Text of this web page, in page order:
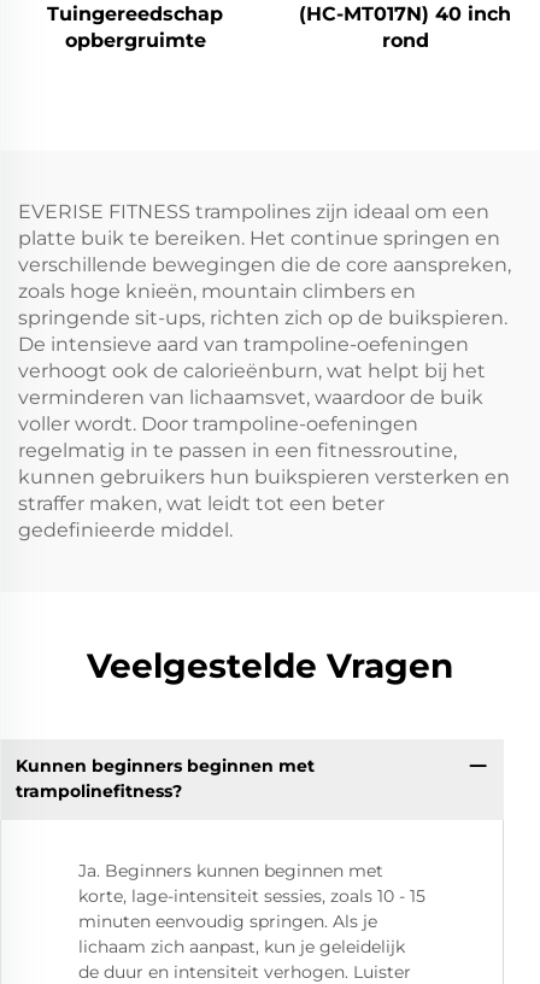
Tuingereedschap
opbergruimte
(HC-MT017N) 40 inch
rond
EVERISE FITNESS trampolines zijn ideaal om een
platte buik te bereiken. Het continue springen en
verschillende bewegingen die de core aanspreken,
zoals hoge knieën, mountain climbers en
springende sit-ups, richten zich op de buikspieren.
De intensieve aard van trampoline-oefeningen
verhoogt ook de calorieënburn, wat helpt bij het
verminderen van lichaamsvet, waardoor de buik
voller wordt. Door trampoline-oefeningen
regelmatig in te passen in een fitnessroutine,
kunnen gebruikers hun buikspieren versterken en
straffer maken, wat leidt tot een beter
gedefinieerde middel.
Veelgestelde Vragen
Kunnen beginners beginnen met
trampolinefitness?
Ja. Beginners kunnen beginnen met
korte, lage-intensiteit sessies, zoals 10 - 15
minuten eenvoudig springen. Als je
lichaam zich aanpast, kun je geleidelijk
de duur en intensiteit verhogen. Luister